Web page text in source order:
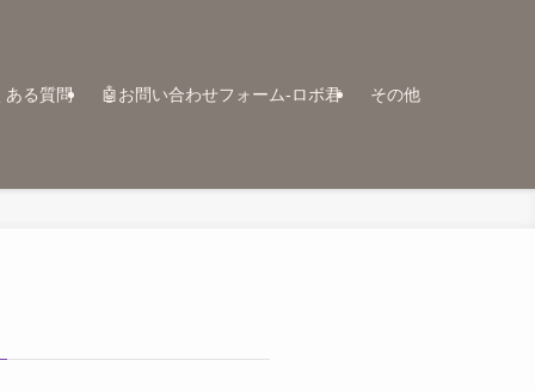
ある質問 🤖お問い合わせフォーム-ロボ君 その他